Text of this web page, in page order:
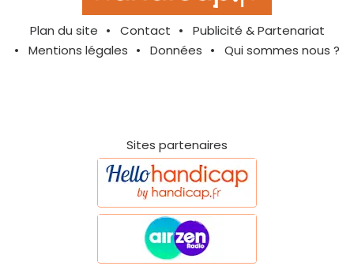
Plan du site Contact
Publicité & Partenariat
Mentions légales
Données Qui sommes nous ?
Sites partenaires